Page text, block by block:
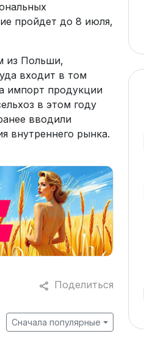
пройдет до 8 июля,
из Польши,
входит в том
импорт продукции
в этом году
вводили
внутреннего рынка.
Поделиться
Сначала популярные